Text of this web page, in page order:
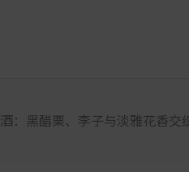
：黑醋栗、李子与淡雅花香